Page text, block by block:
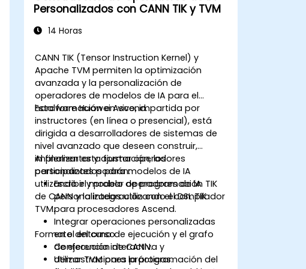
Personalizados con CANN TIK y TVM
14 Horas
CANN TIK (Tensor Instruction Kernel) y
Apache TVM permiten la optimización
avanzada y la personalización de
operadores de modelos de IA para el
hardware Huawei Ascend.
Esta formación en vivo, impartida por
instructores (en línea o presencial), está
dirigida a desarrolladores de sistemas de
nivel avanzado que deseen construir,
implementar y ajustar operadores
personalizados para modelos de IA
utilizando el modelo de programación TIK
de CANN y la integración con el compilador
TVM.
Al finalizar esta formación, los
participantes podrán:
Escribir y probar operadores de IA
personalizados utilizando el DSL TIK
para procesadores Ascend.
Integrar operaciones personalizadas
en el entorno de ejecución y el grafo
de ejecución de CANN.
Utilizar TVM para la programación del
Formato del curso
Conferencia interactiva y
demostraciones prácticas.